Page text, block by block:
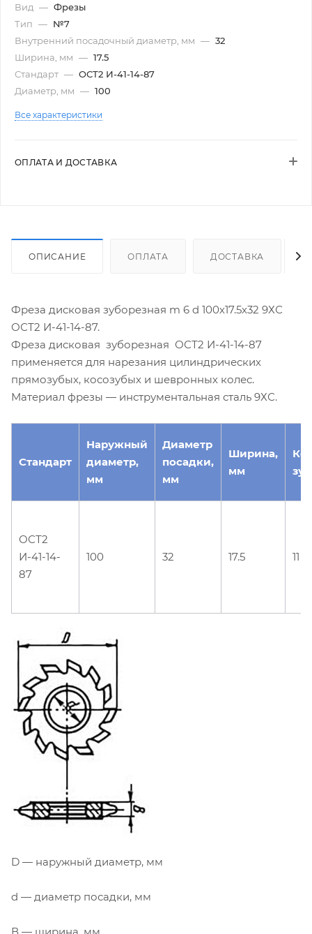
Вид — Фрезы
Тип — №7
Внутренний посадочный диаметр, мм — 32
Ширина, мм — 17.5
Стандарт — ОСТ2 И-41-14-87
Диаметр, мм — 100
Все характеристики
ОПЛАТА И ДОСТАВКА
ОПИСАНИЕ ОПЛАТА ДОСТАВКА
Фреза дисковая зуборезная m 6 d 100х17.5х32 9ХС
ОСТ2 И-41-14-87.
Фреза дисковая зуборезная ОСТ2 И-41-14-87
применяется для нарезания цилиндрических
прямозубых, косозубых и шевронных колес.
Материал фрезы — инструментальная сталь 9ХС.
Стандарт
Наружный
диаметр,
мм
Диаметр
посадки,
мм
Ширина,
мм
ОСТ2
И-41-14-
87
100 32 17.5 11
D — наружный диаметр, мм
d — диаметр посадки, мм